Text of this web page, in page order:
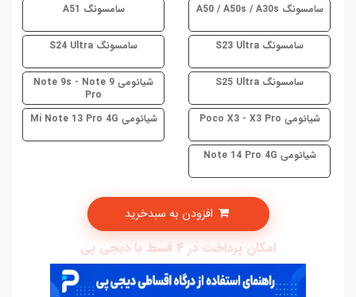
سامسونگ A50 / A50s / A30s سامسونگ A51
سامسونگ S23 Ultra سامسونگ S24 Ultra
سامسونگ S25 Ultra
شیائومی Note 9s - Note 9
Pro
شیائومی Poco X3 - X3 Pro
شیائومی Mi Note 13 Pro 4G
شیائومی Note 14 Pro 4G
امکان پرداخت در 4 قسط با دیجی پی